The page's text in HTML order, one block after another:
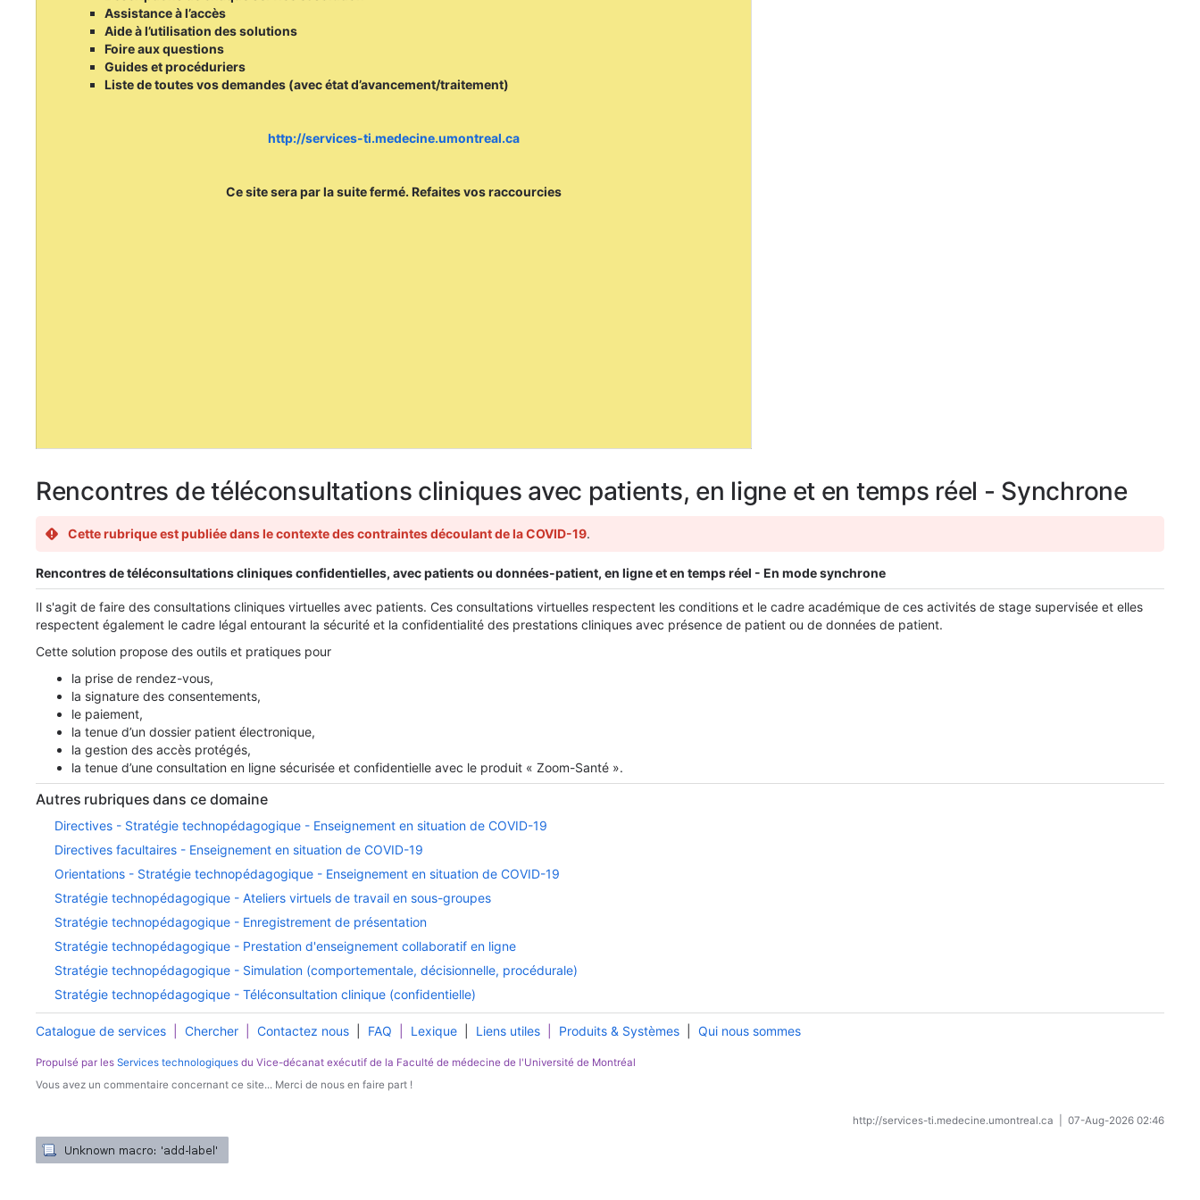
Assistance à l’accès
Aide à l’utilisation des solutions
Foire aux questions
Guides et procéduriers
Liste de toutes vos demandes (avec état d’avancement/traitement)
http://services-ti.medecine.umontreal.ca
Ce site sera par la suite fermé. Refaites vos raccourcies
Rencontres de téléconsultations cliniques avec patients, en ligne et en temps réel - Synchrone
Cette rubrique est publiée dans le contexte des contraintes découlant de la COVID-19.
Rencontres de téléconsultations cliniques confidentielles, avec patients ou données-patient, en ligne et en temps réel - En mode synchrone
Il s'agit de faire des consultations cliniques virtuelles avec patients. Ces consultations virtuelles respectent les conditions et le cadre académique de ces activités de stage supervisée et elles
respectent également le cadre légal entourant la sécurité et la confidentialité des prestations cliniques avec présence de patient ou de données de patient.
Cette solution propose des outils et pratiques pour
la prise de rendez-vous,
la signature des consentements,
le paiement,
la tenue d’un dossier patient électronique,
la gestion des accès protégés,
la tenue d’une consultation en ligne sécurisée et confidentielle avec le produit « Zoom-Santé ».
Autres rubriques dans ce domaine
Directives - Stratégie technopédagogique - Enseignement en situation de COVID-19
Directives facultaires - Enseignement en situation de COVID-19
Orientations - Stratégie technopédagogique - Enseignement en situation de COVID-19
Stratégie technopédagogique - Ateliers virtuels de travail en sous-groupes
Stratégie technopédagogique - Enregistrement de présentation
Stratégie technopédagogique - Prestation d'enseignement collaboratif en ligne
Stratégie technopédagogique - Simulation (comportementale, décisionnelle, procédurale)
Stratégie technopédagogique - Téléconsultation clinique (confidentielle)
Catalogue de services Chercher Contactez nous FAQ Lexique Liens utiles Produits & Systèmes Qui nous sommes
Propulsé par les Services technologiques du Vice-décanat exécutif de la Faculté de médecine de l'Université de Montréal
Vous avez un commentaire concernant ce site... Merci de nous en faire part !
http://services-ti.medecine.umontreal.ca 07-Aug-2026 02:46